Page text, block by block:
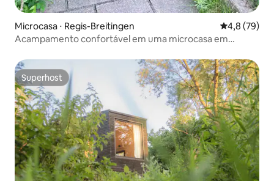
Microcasa ⋅ Regis-Breitingen 4,8 de uma
4,8 (79)
Acampamento confortável em uma microcasa em
Superhost
Superhost